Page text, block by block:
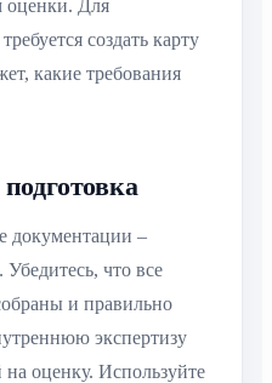
оценки. Для
создать карту
какие требования
документации –
что все
и правильно
экспертизу
оценку. Используйте